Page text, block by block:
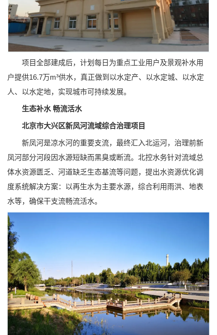
项目全部建成后，计划每日为重点工业用户及景观补水用
户提供16.7万m³供水，真正做到以水定产、以水定城、以水定
人、以水定地，实现城市可持续发展。
生态补水 畅流活水
北京市大兴区新凤河流域综合治理项目
新凤河是凉水河的重要支流，最终汇入北运河，治理前新
凤河部分河段因水源短缺而黑臭或断流。北控水务针对流域总
体水资源匮乏、河道缺乏生态基流等问题，提出水资源优化调
度系统解决方案：以再生水为主要水源，综合利用雨洪、地表
水等，确保干支流畅流活水。